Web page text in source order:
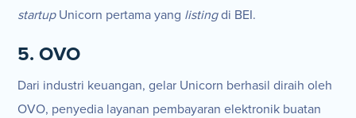
startupUnicorn pertama yang listingdi BEI.
5. OVO
Dari industri keuangan, gelar Unicorn berhasil diraih oleh
OVO, penyedia layanan pembayaran elektronik buatan